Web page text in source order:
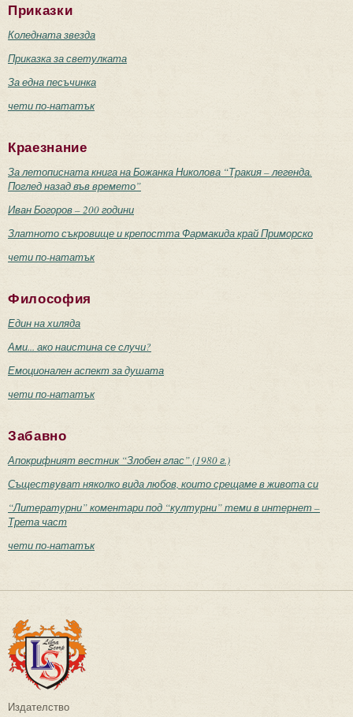
Приказки
Коледната звезда
Приказка за светулката
За една песъчинка
чети по-нататък
Краезнание
За летописната книга на Божанка Николова “Тракия – легенда.
Поглед назад във времето”
Иван Богоров – 200 години
Златното съкровище и крепостта Фармакида край Приморско
чети по-нататък
Философия
Един на хиляда
Ами... ако наистина се случи?
Емоционален аспект за душата
чети по-нататък
Забавно
Апокрифният вестник “Злобен глас” (1980 г.)
Съществуват няколко вида любов, които срещаме в живота си
“Литературни” коментари под “културни” теми в интернет –
Трета част
чети по-нататък
Издателство